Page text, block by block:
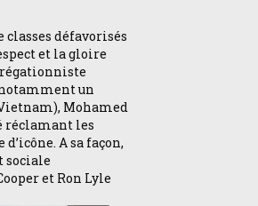
défavorisés
et la gloire
un
Mohamed
réclamant les
A sa façon,
sociale
et Ron Lyle